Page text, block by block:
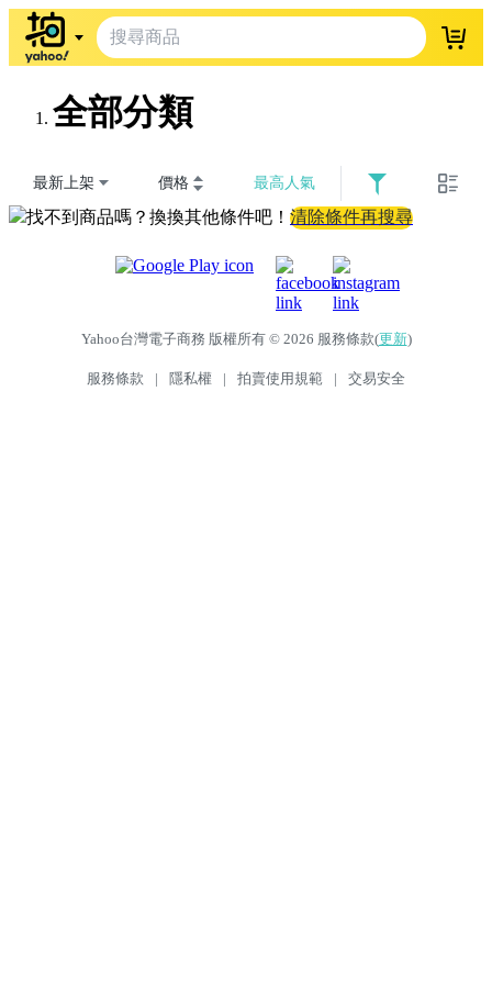
登入
全部分類
最新上架 價格 最高人氣
找不到商品嗎？換換其他條件吧！ 清除條件再搜尋
Yahoo台灣電子商務 版權所有 © 2026 服務條款(更新)
服務條款 | 隱私權 | 拍賣使用規範 | 交易安全